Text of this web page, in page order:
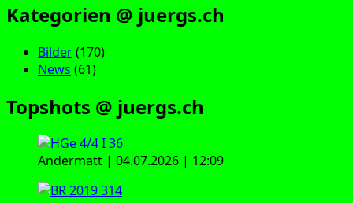
Kategorien @ juergs.ch
Bilder(170)
News (61)
Topshots @ juergs.ch
Andermatt | 04.07.2026 | 12:09